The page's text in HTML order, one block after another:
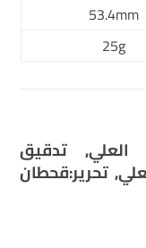
53.4mm
25g
العلي, تدقيق
تحرير:قحطان